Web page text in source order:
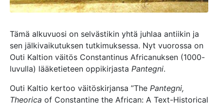
Tämä alkuvuosi on selvästikin yhtä juhlaa antiikin ja
sen jälkivaikutuksen tutkimuksessa. Nyt vuorossa on
Outi Kaltion väitös Constantinus Africanuksen (1000-
luvulla) lääketieteen oppikirjasta Pantegni.
Outi Kaltio kertoo väitöskirjansa ”The Pantegni,
Theorica of Constantine the African: A Text-Historical